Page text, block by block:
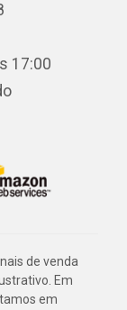
17:00
de venda
Em
em